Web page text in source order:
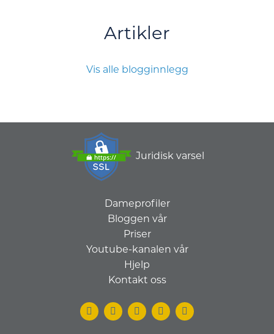
Artikler
Vis alle blogginnlegg
Juridisk varsel
Dameprofiler
Bloggen vår
Priser
Youtube-kanalen vår
Hjelp
Kontakt oss